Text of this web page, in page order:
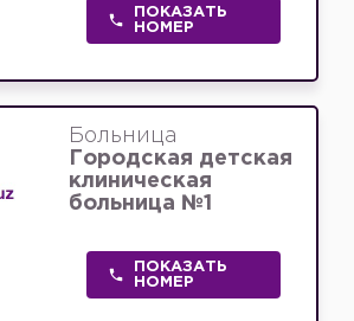
ПОКАЗАТЬ
НОМЕР
Больница
Городская детская
клиническая
больница №1
ПОКАЗАТЬ
НОМЕР